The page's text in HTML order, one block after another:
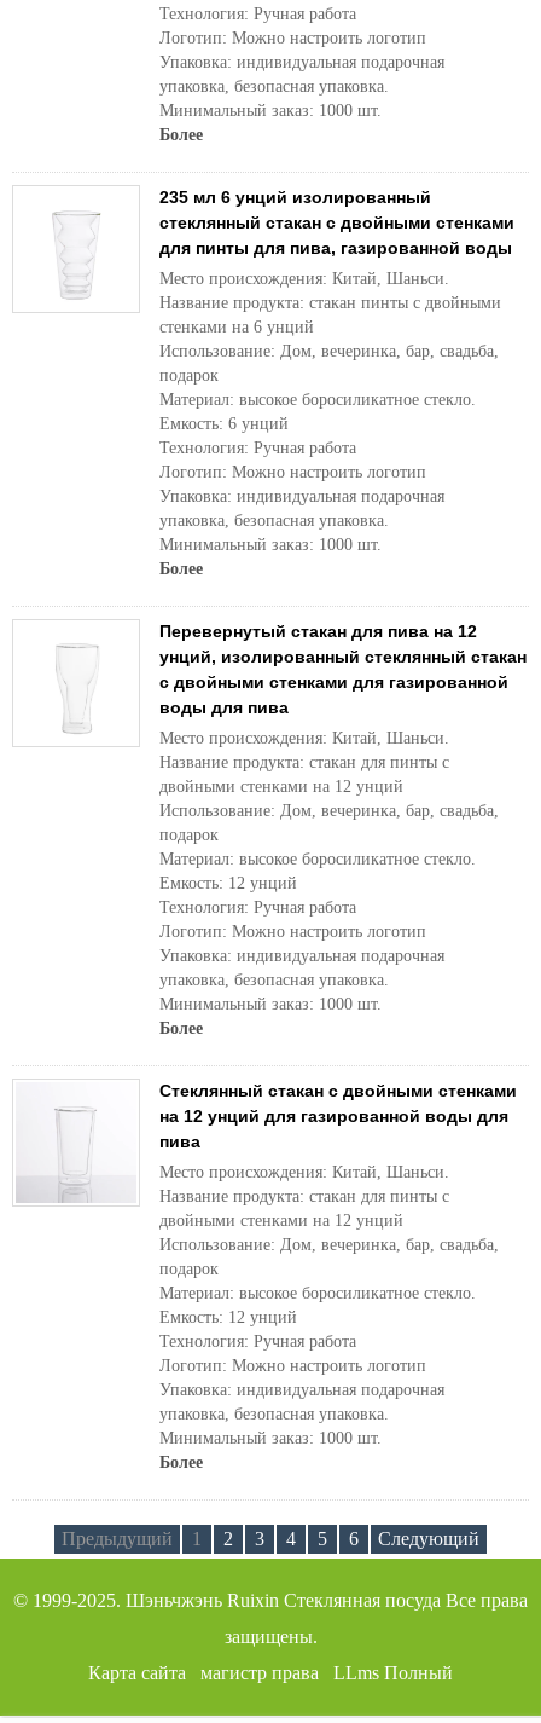
Технология: Ручная работа
Логотип: Можно настроить логотип
Упаковка: индивидуальная подарочная
упаковка, безопасная упаковка.
Минимальный заказ: 1000 шт.
Более
235 мл 6 унций изолированный
стеклянный стакан с двойными стенками
для пинты для пива, газированной воды
Место происхождения: Китай, Шаньси.
Название продукта: стакан пинты с двойными
стенками на 6 унций
Использование: Дом, вечеринка, бар, свадьба,
подарок
Материал: высокое боросиликатное стекло.
Емкость: 6 унций
Технология: Ручная работа
Логотип: Можно настроить логотип
Упаковка: индивидуальная подарочная
упаковка, безопасная упаковка.
Минимальный заказ: 1000 шт.
Более
Перевернутый стакан для пива на 12
унций, изолированный стеклянный стакан
с двойными стенками для газированной
воды для пива
Место происхождения: Китай, Шаньси.
Название продукта: стакан для пинты с
двойными стенками на 12 унций
Использование: Дом, вечеринка, бар, свадьба,
подарок
Материал: высокое боросиликатное стекло.
Емкость: 12 унций
Технология: Ручная работа
Логотип: Можно настроить логотип
Упаковка: индивидуальная подарочная
упаковка, безопасная упаковка.
Минимальный заказ: 1000 шт.
Более
Стеклянный стакан с двойными стенками
на 12 унций для газированной воды для
пива
Место происхождения: Китай, Шаньси.
Название продукта: стакан для пинты с
двойными стенками на 12 унций
Использование: Дом, вечеринка, бар, свадьба,
подарок
Материал: высокое боросиликатное стекло.
Емкость: 12 унций
Технология: Ручная работа
Логотип: Можно настроить логотип
Упаковка: индивидуальная подарочная
упаковка, безопасная упаковка.
Минимальный заказ: 1000 шт.
Более
Предыдущий 1 2 3 4 5 6 Следующий
© 1999-2025. Шэньчжэнь Ruixin Стеклянная посуда Все права
защищены.
Карта сайта
магистр права LLms Полный